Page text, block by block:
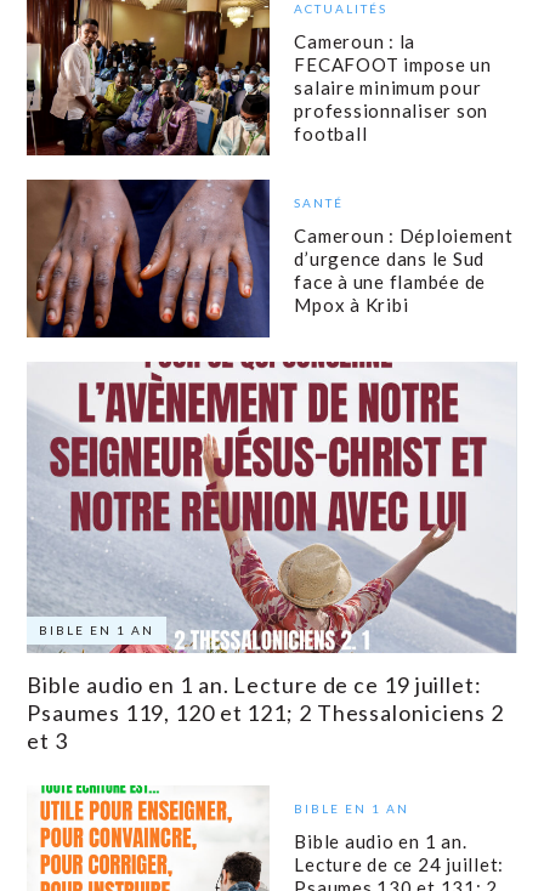
ACTUALITÉS
Cameroun : la
FECAFOOT impose un
salaire minimum pour
professionnaliser son
football
SANTÉ
Cameroun : Déploiement
d’urgence dans le Sud
face à une flambée de
Mpox à Kribi
BIBLE EN 1 AN
Bible audio en 1 an. Lecture de ce 19 juillet:
Psaumes 119, 120 et 121; 2 Thessaloniciens 2
et 3
BIBLE EN 1 AN
Bible audio en 1 an.
Lecture de ce 24 juillet: